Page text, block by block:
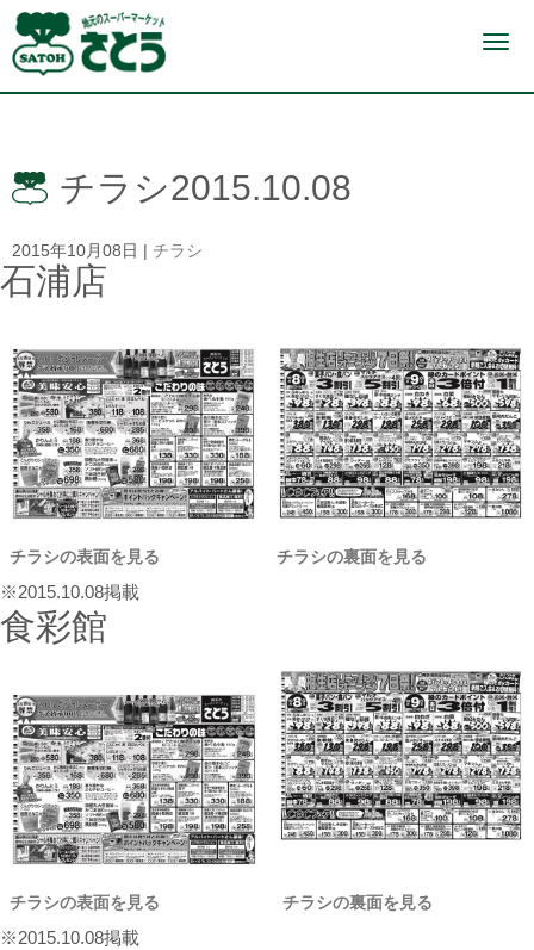
N
i
チラシ2015.10.08
2015年10月08日 チラシ
石浦店
チラシの表面を見る チラシの裏面を見る
※2015.10.08掲載
食彩館
チラシの表面を見る チラシの裏面を見る
※2015.10.08掲載